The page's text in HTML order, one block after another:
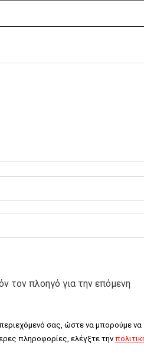
τον πλοηγό για την επόμενη
σας, ώστε να μπορούμε να
πληροφορίες, ελέγξτε την